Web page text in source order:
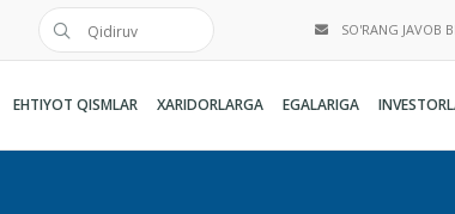
SO'RANG JAVOB
EHTIYOT QISMLAR XARIDORLARGA EGALARIGA